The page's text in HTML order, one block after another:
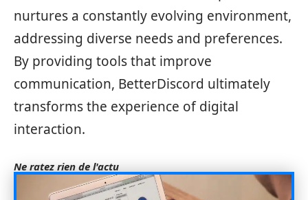
nurtures a constantly evolving environment,
addressing diverse needs and preferences.
By providing tools that improve
communication, BetterDiscord ultimately
transforms the experience of digital
interaction.
Ne ratez rien de l'actu